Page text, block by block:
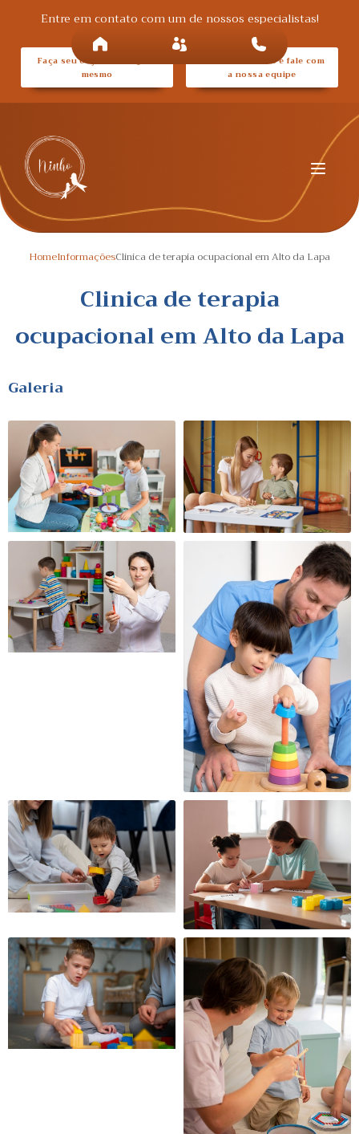
Entre em contato com um de nossos especialistas!
Faça seu orçamento agora
mesmo
Entre em contato e fale com
a nossa equipe
HomeInformaçõesClinica de terapia ocupacional em Alto da Lapa
Clinica de terapia
ocupacional em Alto da Lapa
Galeria